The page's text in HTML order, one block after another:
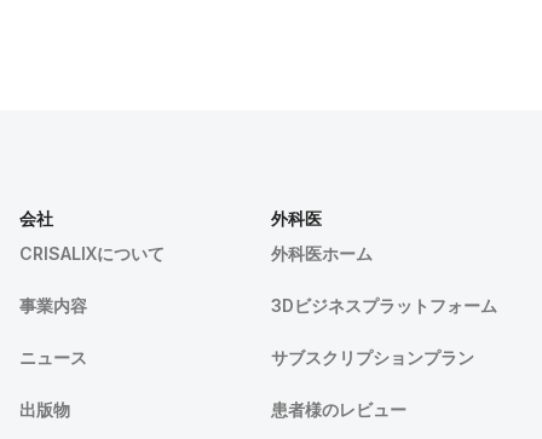
会社
CRISALIXについて
事業内容
ニュース
出版物
外科医
外科医ホーム
3Dビジネスプラットフォーム
サブスクリプションプラン
患者様のレビュー